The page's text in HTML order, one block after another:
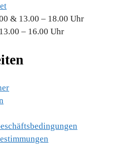
& 13.00 – 18.00 Uhr
– 16.00 Uhr